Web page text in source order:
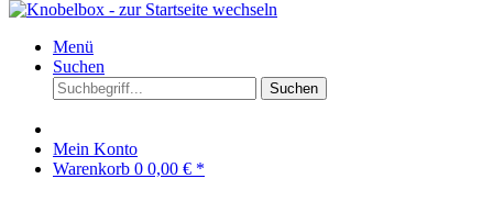
Menü
Suchen
Suchen
Mein Konto
Warenkorb 0 0,00 € *